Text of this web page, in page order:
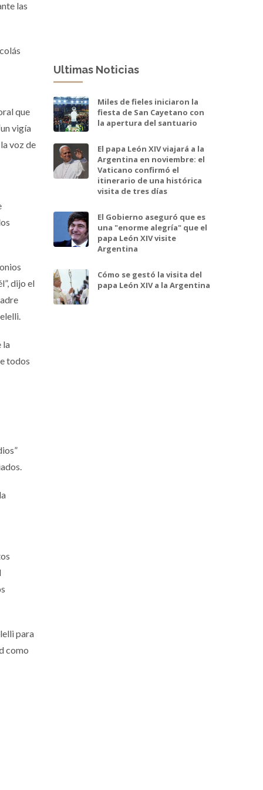
las
que
vigía
voz de
dijo el
la
todos
para
como
Ultimas Noticias
Miles de fieles iniciaron la
fiesta de San Cayetano con
la apertura del santuario
El papa León XIV viajará a la
Argentina en noviembre: el
Vaticano confirmó el
itinerario de una histórica
visita de tres días
El Gobierno aseguró que es
una "enorme alegría" que el
papa León XIV visite
Argentina
Cómo se gestó la visita del
papa León XIV a la Argentina